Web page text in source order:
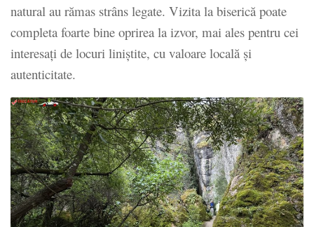
natural au rămas strâns legate. Vizita la biserică poate
completa foarte bine oprirea la izvor, mai ales pentru cei
interesați de locuri liniștite, cu valoare locală și
autenticitate.